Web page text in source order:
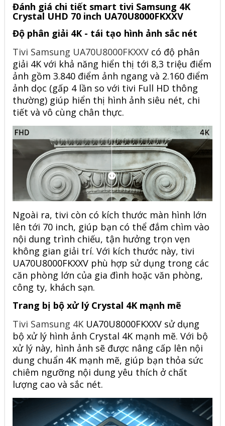
Đánh giá chi tiết smart tivi Samsung 4K
Crystal UHD 70 inch UA70U8000FKXXV
Độ phân giải 4K - tái tạo hình ảnh sắc nét
Tivi Samsung UA70U8000FKXXV có độ phân
giải 4K với khả năng hiển thị tới 8,3 triệu điểm
ảnh gồm 3.840 điểm ảnh ngang và 2.160 điểm
ảnh dọc (gấp 4 lần so với tivi Full HD thông
thường) giúp hiển thị hình ảnh siêu nét, chi
tiết và vô cùng chân thực.
Ngoài ra, tivi còn có kích thước màn hình lớn
lên tới 70 inch, giúp bạn có thể đắm chìm vào
nội dung trình chiếu, tận hưởng trọn vẹn
không gian giải trí. Với kích thước này, tivi
UA70U8000FKXXV phù hợp sử dụng trong các
căn phòng lớn của gia đình hoặc văn phòng,
công ty, khách sạn.
Trang bị bộ xử lý Crystal 4K mạnh mẽ
Tivi Samsung 4K UA70U8000FKXXV sử dụng
bộ xử lý hình ảnh Crystal 4K mạnh mẽ. Với bộ
xử lý này, hình ảnh sẽ được nâng cấp lên nội
dung chuẩn 4K mạnh mẽ, giúp bạn thỏa sức
chiêm ngưỡng nội dung yêu thích ở chất
lượng cao và sắc nét.